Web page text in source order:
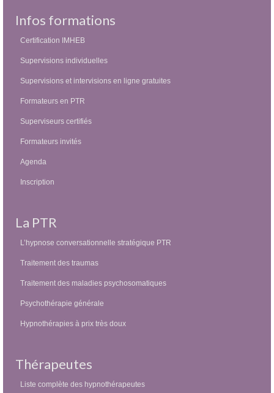
Infos formations
Certification IMHEB
Supervisions individuelles
Supervisions et intervisions en ligne gratuites
Formateurs en PTR
Superviseurs certifiés
Formateurs invités
Agenda
Inscription
La PTR
L’hypnose conversationnelle stratégique PTR
Traitement des traumas
Traitement des maladies psychosomatiques
Psychothérapie générale
Hypnothérapies à prix très doux
Thérapeutes
Liste complète des hypnothérapeutes